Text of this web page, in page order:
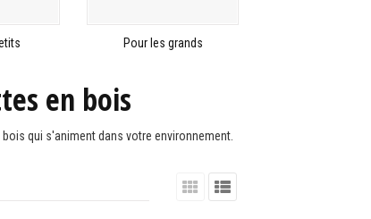
Pour les grands
en bois
qui s'animent dans votre environnement.